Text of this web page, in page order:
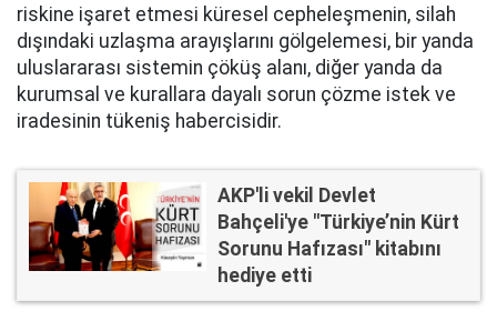
riskine işaret etmesi küresel cepheleşmenin, silah
dışındaki uzlaşma arayışlarını gölgelemesi, bir yanda
uluslararası sistemin çöküş alanı, diğer yanda da
kurumsal ve kurallara dayalı sorun çözme istek ve
iradesinin tükeniş habercisidir.
AKP'li vekil Devlet
Bahçeli'ye "Türkiye’nin Kürt
Sorunu Hafızası" kitabını
hediye etti